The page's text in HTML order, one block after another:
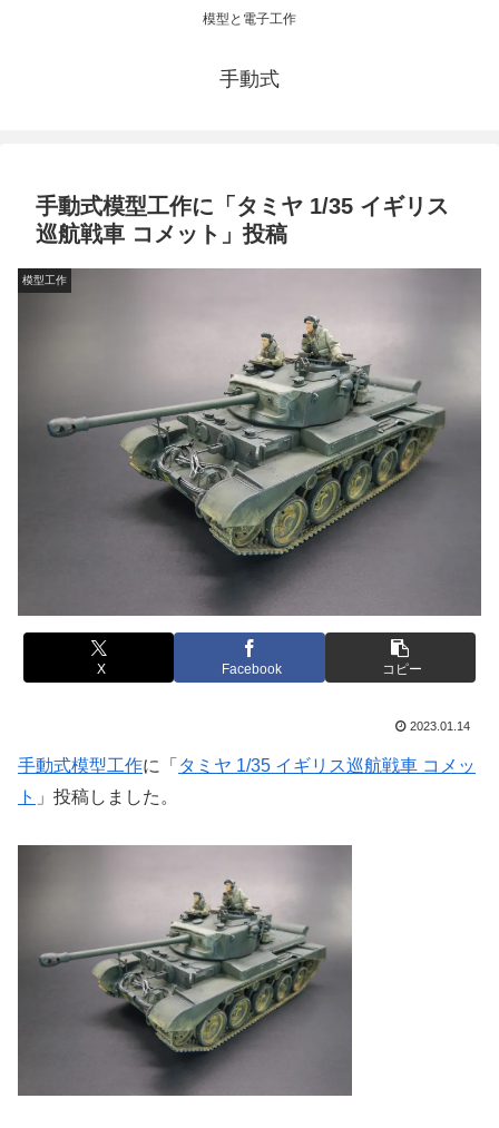
模型と電子工作
手動式
手動式模型工作に「タミヤ 1/35 イギリス
巡航戦車 コメット」投稿
模型工作
X Facebook コピー
2023.01.14
手動式模型工作に「 タミヤ 1/35 イギリス巡航戦車 コメッ
ト 」投稿しました。